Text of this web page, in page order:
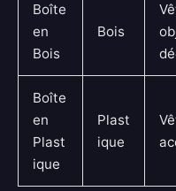
Boîte
en
Bois
Bois
Boîte
en
Plast
ique
Plast
ique